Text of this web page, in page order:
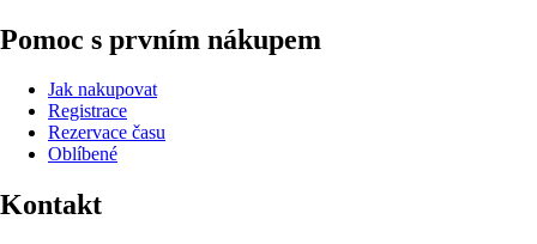
Pomoc s prvním nákupem
Jak nakupovat
Registrace
Rezervace času
Oblíbené
Kontakt